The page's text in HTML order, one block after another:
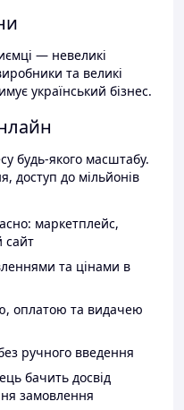
— невеликі
та великі
український бізнес.
будь-якого масштабу.
доступ до мільйонів
маркетплейс,
сайт
та цінами в
оплатою та видачею
ручного введення
бачить досвід
замовлення